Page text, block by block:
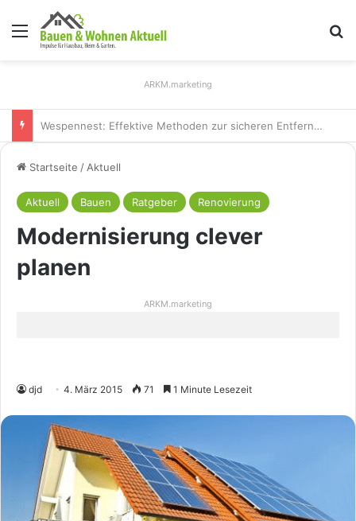
Menü
ARKM.marketing
Holz Pendelleuchten: Eleganz und Nachhaltigkeit für Ihr Zuhause
Startseite / Aktuell
Aktuell Bauen Ratgeber Renovierung
Modernisierung clever
planen
ARKM.marketing
djd 4. März 2015 71 1 Minute Lesezeit